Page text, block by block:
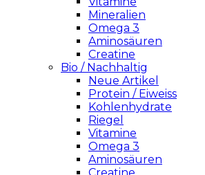
Mineralien
Omega 3
Aminosäuren
Creatine
Bio / Nachhaltig
Neue Artikel
Protein / Eiweiss
Kohlenhydrate
Riegel
Vitamine
Omega 3
Aminosäuren